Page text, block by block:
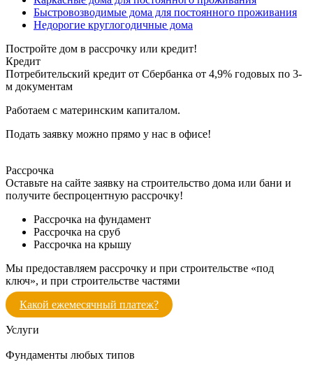
Быстровозводимые дома для постоянного проживания
Недорогие круглогодичные дома
Постройте дом в рассрочку или кредит!
Кредит
Потребительский кредит от Сбербанка от 4,9% годовых по 3-
м документам
Работаем с материнским капиталом.
Подать заявку можно прямо у нас в офисе!
Рассрочка
Оставьте на сайте заявку на строительство дома или бани и
получите беспроцентную рассрочку!
Рассрочка на фундамент
Рассрочка на сруб
Рассрочка на крышу
Мы предоставляем рассрочку и при строительстве «под
ключ», и при строительстве частями
Какой ежемесячный платеж?
Услуги
Фундаменты любых типов